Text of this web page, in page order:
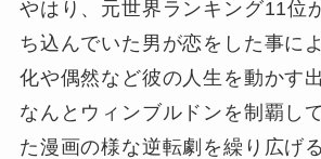
やはり、元世界ランキング11位
ち込んでいた男が恋をした事に
化や偶然など彼の人生を動かす
なんとウィンブルドンを制覇し
た漫画の様な逆転劇を繰り広げ